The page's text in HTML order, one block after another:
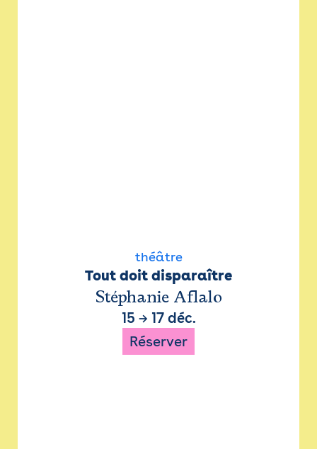
théâtre
Tout doit disparaître
Stéphanie Aflalo
15 → 17 déc.
Réserver